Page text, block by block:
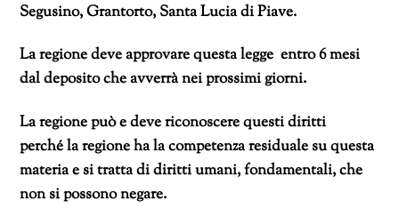
Segusino, Grantorto, Santa Lucia di Piave.
La regione deve approvare questa legge entro 6 mesi
dal deposito che avverrà nei prossimi giorni.
La regione può e deve riconoscere questi diritti
perchéla regione ha la competenza residuale su questa
materia e si tratta di diritti umani, fondamentali, che
non si possono negare.